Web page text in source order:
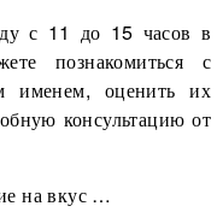
с 11 до 15 часов в
познакомиться с
именем, оценить их
консультацию от
на вкус …